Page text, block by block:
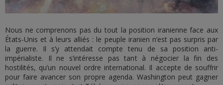
Nous ne comprenons pas du tout la position iranienne face aux
États-Unis et à leurs alliés : le peuple iranien n’est pas surpris par
la guerre. Il s’y attendait compte tenu de sa position anti-
impérialiste. Il ne s’intéresse pas tant à négocier la fin des
hostilités, qu’un nouvel ordre international. Il accepte de souffrir
pour faire avancer son propre agenda. Washington peut gagner